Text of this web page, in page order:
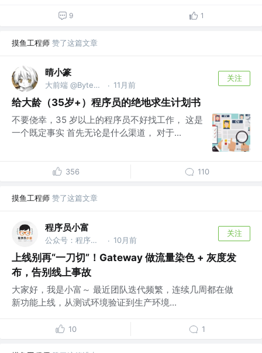
9 1
摸鱼工程师 赞了这篇文章
晴小篆
大前端 @ByteDance · 11月前
关注
给大龄（35岁+）程序员的绝地求生计划书
不要侥幸，35 岁以上的程序员不好找工作， 这是
一个既定事实 首先无论是什么渠道， 对于...
356 110
摸鱼工程师 赞了这篇文章
程序员小富
公众号：程序员小富 · 10月前
关注
上线别再“一刀切”！Gateway 做流量染色 + 灰度发
布，告别线上事故
大家好，我是小富～ 最近团队迭代频繁，连续几周都在做
新功能上线，从测试环境验证到生产环境...
10 1